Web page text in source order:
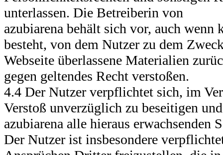
unterlassen. Die Betreiberin von
azubiarena behält sich vor, auch
besteht, von dem Nutzer zu dem
Webseite überlassene Materialien
gegen geltendes Recht verstoßen.
4.4 Der Nutzer verpflichtet sich, im
Verstoß unverzüglich zu beseitigen
azubiarena alle hieraus erwachsenden
Der Nutzer ist insbesondere